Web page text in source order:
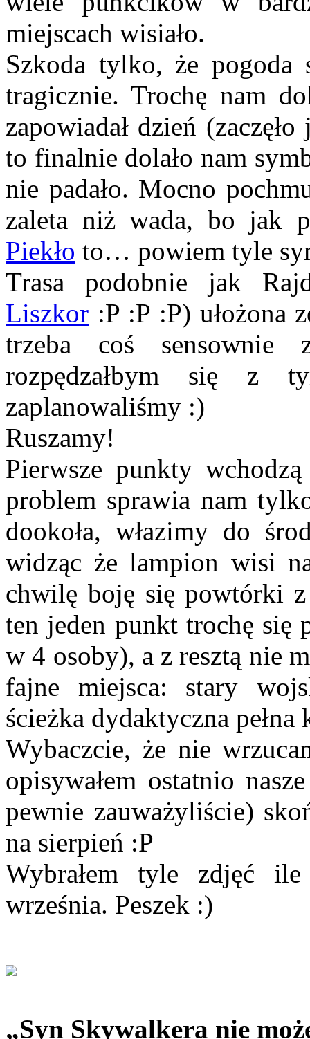
miejscach wisiało.
Szkoda tylko, że pogoda
tragicznie. Trochę nam
zapowiadał dzień
to finalnie dolało nam
nie padało. Mocno
zaleta niż wada, bo jak
Piekło to… powiem tyle
Trasa podobnie jak
Liszkor :P :P :P) ułożona
trzeba coś sensownie
rozpędzałbym się z
zaplanowaliśmy :)
Ruszamy!
Pierwsze punkty
problem sprawia nam
dookoła, włazimy do
widząc że lampion wisi
chwilę boję się powtórki
ten jeden punkt trochę się
w 4 osoby), a z resztą nie
fajne miejsca: stary
ścieżka dydaktyczna
Wybaczcie, że nie
opisywałem ostatnio
pewnie zauważyliście)
na sierpień :P
Wybrałem tyle zdjęć
września. Peszek :)
„Syn Skywalkera nie